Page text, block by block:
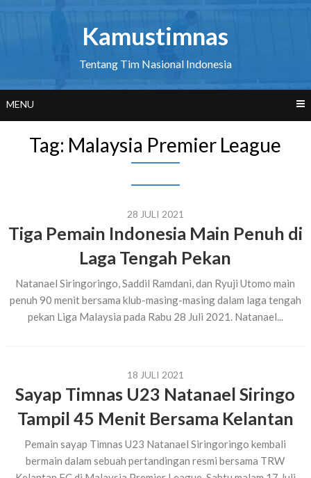
Kamustimnas
Tentang Tim Nasional Indonesia
MENU
Tag: Malaysia Premier League
28 JULI 2021
Tiga Pemain Indonesia Main Penuh di
Laga Tengah Pekan
Natanael Siringoringo, Saddil Ramdani, dan Ryuji Utomo main
penuh 90 menit bersama klub-masing-masing dalam laga tengah
pekan Liga Malaysia pada Rabu 28 Juli 2021. Natanael...
18 JULI 2021
Sayap Timnas U23 Natanael Siringo
Tampil 45 Menit Bersama Kelantan
Pemain sayap Timnas U23 Natanael Siringoringo kembali
bermain dalam sebuah pertandingan resmi bersama TRW